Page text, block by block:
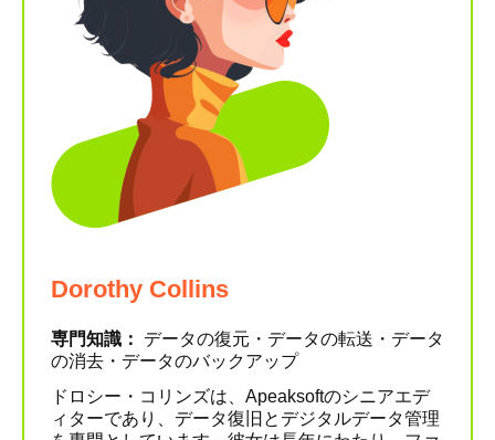
Dorothy Collins
専門知識： データの復元・データの転送・データ
の消去・データのバックアップ
ドロシー・コリンズは、Apeaksoftのシニアエデ
ィターであり、データ復旧とデジタルデータ管理